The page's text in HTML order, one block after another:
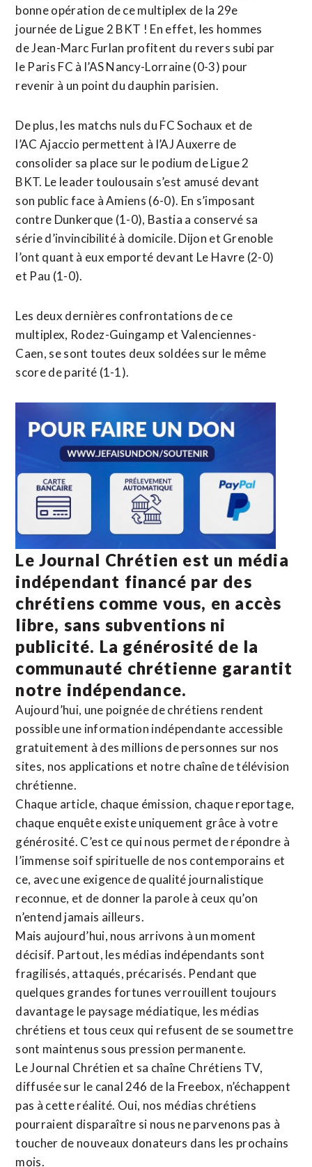
bonne opération de ce multiplex de la 29e
journée de Ligue 2 BKT ! En effet, les hommes
de Jean-Marc Furlan profitent du revers subi par
le Paris FC à l’AS Nancy-Lorraine (0-3) pour
revenir à un point du dauphin parisien.
De plus, les matchs nuls du FC Sochaux et de
l’AC Ajaccio permettent à l’AJ Auxerre de
consolider sa place sur le podium de Ligue 2
BKT. Le leader toulousain s’est amusé devant
son public face à Amiens (6-0). En s’imposant
contre Dunkerque (1-0), Bastia a conservé sa
série d’invincibilité à domicile. Dijon et Grenoble
l’ont quant à eux emporté devant Le Havre (2-0)
et Pau (1-0).
Les deux dernières confrontations de ce
multiplex, Rodez-Guingamp et Valenciennes-
Caen, se sont toutes deux soldées sur le même
score de parité (1-1).
Le Journal Chrétien est un média
indépendant financé par des
chrétiens comme vous, en accès
libre, sans subventions ni
publicité. La générosité de la
communauté chrétienne garantit
notre indépendance.
Aujourd’hui, une poignée de chrétiens rendent
possible une information indépendante accessible
gratuitement à des millions de personnes sur nos
sites, nos applications et notre chaîne de télévision
chrétienne.
Chaque article, chaque émission, chaque reportage,
chaque enquête existe uniquement grâce à votre
générosité. C’est ce qui nous permet de répondre à
l’immense soif spirituelle de nos contemporains et
ce, avec une exigence de qualité journalistique
reconnue, et de donner la parole à ceux qu’on
n’entend jamais ailleurs.
Mais aujourd’hui, nous arrivons à un moment
décisif. Partout, les médias indépendants sont
fragilisés, attaqués, précarisés. Pendant que
quelques grandes fortunes verrouillent toujours
davantage le paysage médiatique, les médias
chrétiens et tous ceux qui refusent de se soumettre
sont maintenus sous pression permanente.
Le Journal Chrétien et sa chaîne Chrétiens TV,
diffusée sur le canal 246 de la Freebox, n’échappent
pas à cette réalité. Oui, nos médias chrétiens
pourraient disparaître si nous ne parvenons pas à
toucher de nouveaux donateurs dans les prochains
mois.